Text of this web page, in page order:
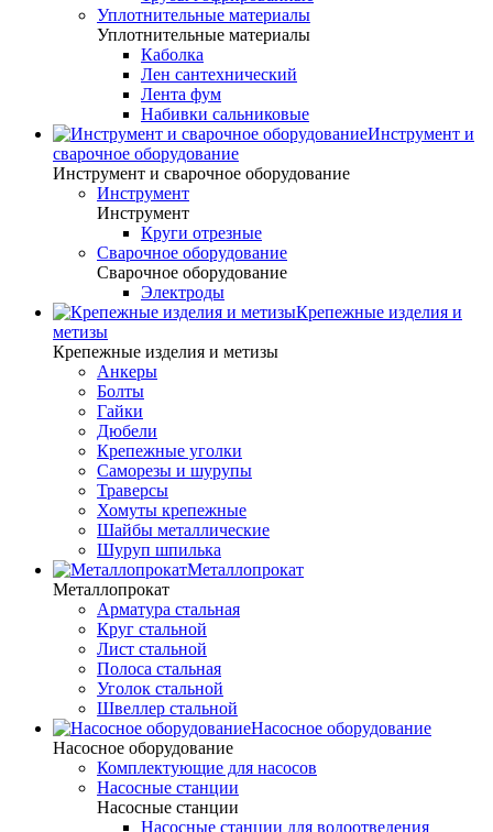
Уплотнительные материалы
Уплотнительные материалы
Каболка
Лен сантехнический
Лента фум
Набивки сальниковые
Инструмент и
сварочное оборудование
Инструмент и сварочное оборудование
Инструмент
Инструмент
Круги отрезные
Сварочное оборудование
Сварочное оборудование
Электроды
Крепежные изделия и
метизы
Крепежные изделия и метизы
Анкеры
Болты
Гайки
Дюбели
Крепежные уголки
Саморезы и шурупы
Траверсы
Хомуты крепежные
Шайбы металлические
Шуруп шпилька
Металлопрокат
Металлопрокат
Арматура стальная
Круг стальной
Лист стальной
Полоса стальная
Уголок стальной
Швеллер стальной
Насосное оборудование
Насосное оборудование
Комплектующие для насосов
Насосные станции
Насосные станции
Насосные станции для водоотведения